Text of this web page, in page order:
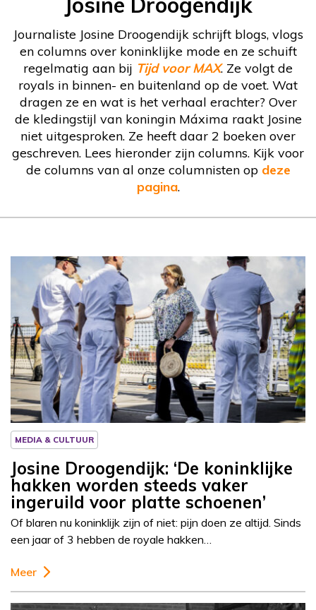
Journaliste Josine Droogendijk schrijft blogs, vlogs
en columns over koninklijke mode en ze schuift
regelmatig aan bij Tijd voor MAX. Ze volgt de
royals in binnen- en buitenland op de voet. Wat
dragen ze en wat is het verhaal erachter? Over
de kledingstijl van koningin Máxima raakt Josine
niet uitgesproken. Ze heeft daar 2 boeken over
geschreven. Lees hieronder zijn columns. Kijk voor
de columns van al onze columnisten op deze
pagina.
Column
Josine Droogendijk
MEDIA & CULTUUR
Josine Droogendijk: ‘De koninklijke
hakken worden steeds vaker
ingeruild voor platte schoenen’
Of blaren nu koninklijk zijn of niet: pijn doen ze altijd. Sinds
een jaar of 3 hebben de royale hakken…
Meer